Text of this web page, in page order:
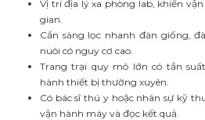
Vị trí địa lý xa phòng lab, khiến
gian.
Cần sàng lọc nhanh đàn giống,
nuôi có nguy cơ cao.
Trang trại quy mô lớn có tần
hành thiết bị thường xuyên.
Có bác sĩ thú y hoặc nhân sự kỹ
vận hành máy và đọc kết quả.